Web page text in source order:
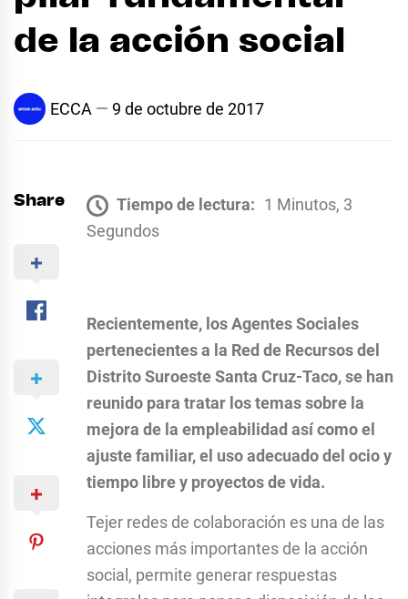
de la acción social
ECCA 9 de octubre de 2017
Share Tiempo de lectura: 1 Minutos, 3
Segundos
Recientemente, los Agentes Sociales
pertenecientes a la Red de Recursos del
Distrito Suroeste Santa Cruz-Taco, se han
reunido para tratar los temas sobre la
mejora de la empleabilidad así como el
ajuste familiar, el uso adecuado del ocio y
tiempo libre y proyectos de vida.
Tejer redes de colaboración es una de las
acciones más importantes de la acción
social, permite generar respuestas